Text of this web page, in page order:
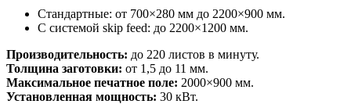
Стандартные: от 700×280 мм до 2200×900 мм.
С системой skip feed: до 2200×1200 мм.
Производительность: до 220 листов в минуту.
Толщина заготовки: от 1,5 до 11 мм.
Максимальное печатное поле: 2000×900 мм.
Установленная мощность: 30 кВт.